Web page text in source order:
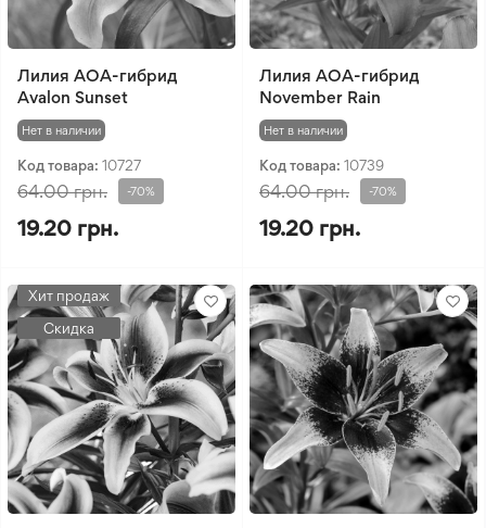
Лилия АOA-гибрид
Avalon Sunset
Нет в наличии
Код товара: 10727
64.00 грн. -70%
19.20 грн.
Лилия АOA-гибрид
November Rain
Нет в наличии
Код товара: 10739
64.00 грн. -70%
19.20 грн.
Хит продаж
Скидка